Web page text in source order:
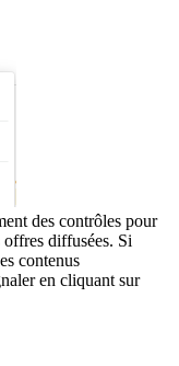
des contrôles pour
diffusées. Si
contenus
en cliquant sur